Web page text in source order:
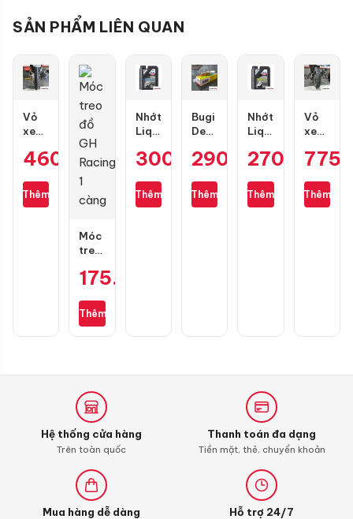
SẢN PHẨM LIÊN QUAN
Vỏ
xe
80/90-
gai
kim
460.000₫
Thêm
Móc
treo
GH
1
càng
175.000
Thêm
Nhớt
Liqui
Motorbike
4T
10W40
300.000₫
Thêm
Bugi
Denso
Air
PCX,
Lead,
290.000₫
Thêm
Nhớt
Liqui
Motorbike
10W40
1L
270.000₫
Thêm
Vỏ
xe
TT902
100/70-
17
Thêm
Hệ thống cửa hàng
Trên toàn quốc
Thanh toán đa dạng
Tiền mặt, thẻ, chuyển khoản
Mua hàng dễ dàng Hỗ trợ 24/7